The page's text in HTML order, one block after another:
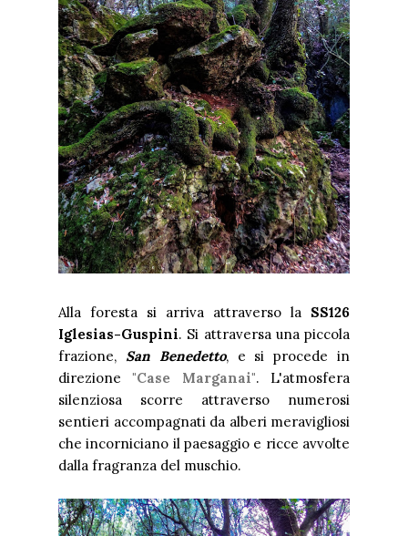
Alla foresta si arriva attraverso la SS126
Iglesias-Guspini. Si attraversa una piccola
frazione, San Benedetto, e si procede in
direzione"Case Marganai". L'atmosfera
silenziosa scorre attraverso numerosi
sentieri accompagnati da alberi meravigliosi
che incorniciano il paesaggio e ricce avvolte
dalla fragranza del muschio.